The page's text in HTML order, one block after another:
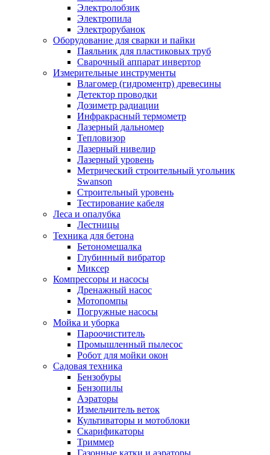
Электролобзик
Электропила
Электрорубанок
Оборудование для сварки и пайки
Паяльник для пластиковых труб
Сварочный аппарат инвертор
Измерительные инструменты
Влагомер (гидроментр) древесины
Детектор проводки
Дозиметр радиации
Инфракрасный термометр
Лазерный дальномер
Тепловизор
Лазерный нивелир
Лазерный уровень
Метрический строительный угольник
Swanson
Строительный уровень
Тестирование кабеля
Леса и опалубка
Лестницы
Техника для бетона
Бетономешалка
Глубинный вибратор
Миксер
Компрессоры и насосы
Дренажный насос
Мотопомпы
Погружные насосы
Мойка и уборка
Пароочиститель
Промышленный пылесос
Робот для мойки окон
Садовая техника
Бензобуры
Бензопилы
Аэраторы
Измельчитель веток
Культиваторы и мотоблоки
Скарификаторы
Триммер
Газонные катки и аэраторы